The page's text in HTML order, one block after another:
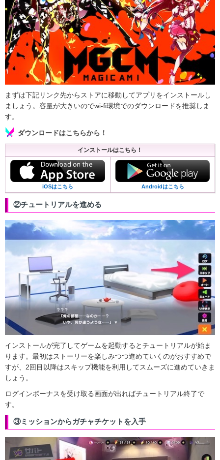
まずは下記リンク先からストアに移動してアプリをインストールし
ましょう。容量が大きいのでwi-fi環境でのダウンロードを推奨しま
す。
ダウンロードはこちらから！
インストールはこちら！
iOSはこちら Androidはこちら
②チュートリアルを進める
インストールが完了してゲームを起動するとチュートリアルが始ま
ります。最初はストーリーを楽しみつつ進めていくのがおすすめで
すが、2回目以降はスキップ機能を利用してスムーズに進めていきま
しょう。
ログインボーナスを受け取る画面が出ればチュートリアル終了で
す。
③ミッションからガチャチケットを入手